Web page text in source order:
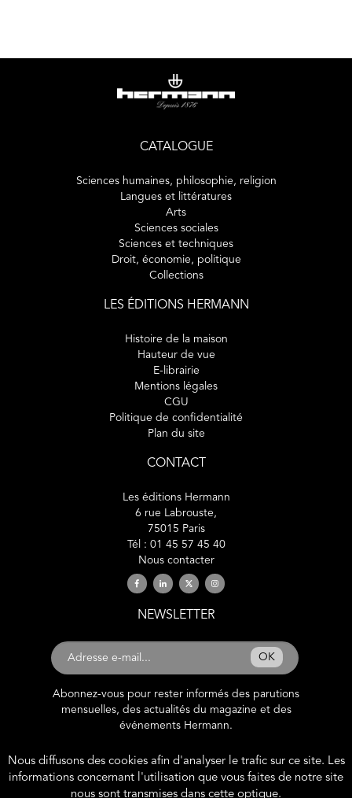
CATALOGUE
Sciences humaines, philosophie, religion
Langues et littératures
Arts
Sciences sociales
Sciences et techniques
Droit, économie, politique
Collections
LES ÉDITIONS HERMANN
Histoire de la maison
Hauteur de vue
E-librairie
Mentions légales
CGU
Politique de confidentialité
Plan du site
CONTACT
Les éditions Hermann
6 rue Labrouste,
75015 Paris
Tél : 01 45 57 45 40
Nous contacter
NEWSLETTER
OK
Abonnez-vous pour rester informés des parutions
mensuelles, des actualités du magazine et des
événements Hermann.
2019 © éditions Hermann. Tous droits
réservés.
Nous diffusons des cookies afin d'analyser le trafic sur ce site. Les
informations concernant l'utilisation que vous faites de notre site
nous sont transmises dans cette optique.